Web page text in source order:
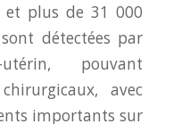
et plus de 31 000
détectées par
utérin, pouvant
avec
importants sur